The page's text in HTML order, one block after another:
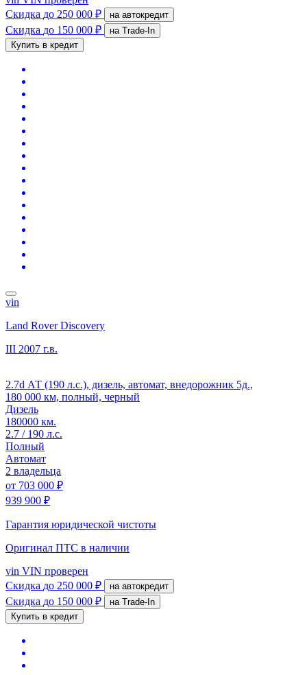
Скидка до 250 000 ₽ на автокредит
Скидка до 150 000 ₽
на Trade-In
Купить в кредит
vin
Land Rover Discovery
III 2007 г.в.
2.7d АТ (190 л.с.), дизель, автомат, внедорожник 5д.,
180 000 км, полный, черный
Дизель
180000 км.
2.7 / 190 л.с.
Полный
Автомат
2 владельца
от 703 000 ₽
939 900 ₽
Гарантия юридической чистоты
Оригинал ПТС в наличии
vin VIN проверен
Скидка до 250 000 ₽ на автокредит
Скидка до 150 000 ₽
на Trade-In
Купить в кредит